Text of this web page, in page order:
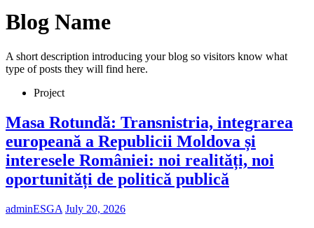
Blog Name
A short description introducing your blog so visitors know what
type of posts they will find here.
Project
Masa Rotundă: Transnistria, integrarea
europeană a Republicii Moldova și
interesele României: noi realități, noi
oportunități de politică publică
adminESGA July 20, 2026